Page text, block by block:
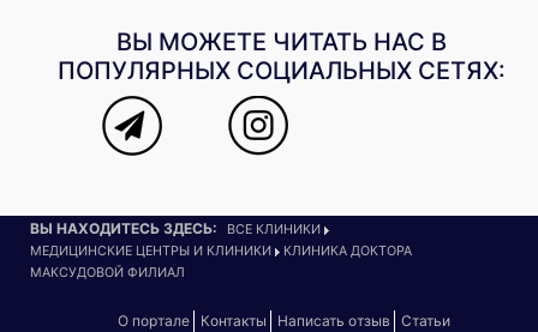
ВЫ МОЖЕТЕ ЧИТАТЬ НАС В
ПОПУЛЯРНЫХ СОЦИАЛЬНЫХ СЕТЯХ:
ВЫ НАХОДИТЕСЬ ЗДЕСЬ:
ВСЕ КЛИНИКИ
МЕДИЦИНСКИЕ ЦЕНТРЫ И КЛИНИКИ
КЛИНИКА ДОКТОРА
МАКСУДОВОЙ ФИЛИАЛ
О портале Контакты Написать отзыв
Статьи